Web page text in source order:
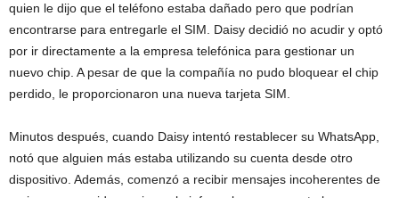
quien le dijo que el teléfono estaba dañado pero que podrían
encontrarse para entregarle el SIM. Daisy decidió no acudir y optó
por ir directamente a la empresa telefónica para gestionar un
nuevo chip. A pesar de que la compañía no pudo bloquear el chip
perdido, le proporcionaron una nueva tarjeta SIM.
Minutos después, cuando Daisy intentó restablecer su WhatsApp,
notó que alguien más estaba utilizando su cuenta desde otro
dispositivo. Además, comenzó a recibir mensajes incoherentes de